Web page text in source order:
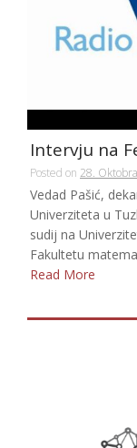
Intervju na
Posted on 28.
Vedad Pašić,
Univerziteta u
sudij na
Fakultetu
Read More